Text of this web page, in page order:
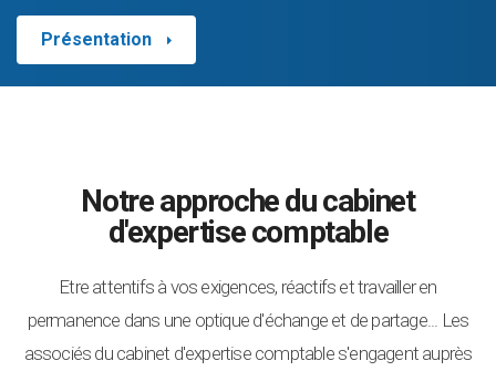
Présentation
Notre approche du cabinet
d'expertise comptable
Etre attentifs à vos exigences, réactifs et travailler en
permanence dans une optique d'échange et de partage... Les
associés du cabinet d'expertise comptable s'engagent auprès